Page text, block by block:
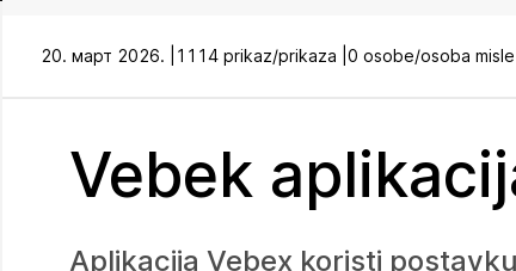
20. март 2026. | 1114 prikaz/prikaza | 0 osobe/osoba
Vebek
Aplikacija Vebex koristi